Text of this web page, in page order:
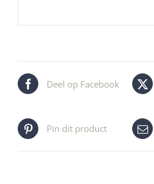
Deel op Facebook
Pin dit product